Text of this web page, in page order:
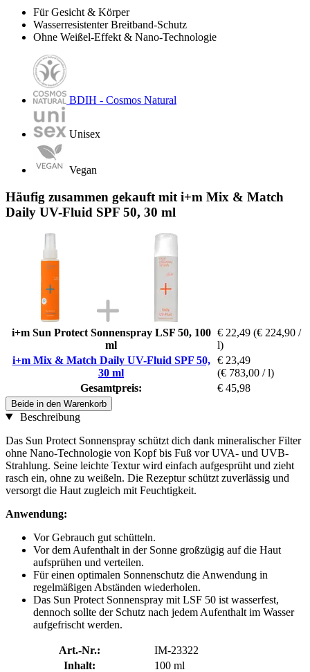
Für Gesicht & Körper
Wasserresistenter Breitband-Schutz
Ohne Weißel-Effekt & Nano-Technologie
BDIH - Cosmos Natural
Unisex
Vegan
Häufig zusammen gekauft mit i+m Mix & Match
Daily UV-Fluid SPF 50, 30 ml
i+m Sun Protect Sonnenspray LSF 50, 100
ml
€ 22,49 (€ 224,90 /
l)
i+m Mix & Match Daily UV-Fluid SPF 50,
30 ml
€ 23,49
(€ 783,00 / l)
Gesamtpreis:
€ 45,98
Beide in den Warenkorb
Beschreibung
Das Sun Protect Sonnenspray schützt dich dank mineralischer Filter
ohne Nano-Technologie von Kopf bis Fuß vor UVA- und UVB-
Strahlung. Seine leichte Textur wird einfach aufgesprüht und zieht
rasch ein, ohne zu weißeln. Die Rezeptur schützt zuverlässig und
versorgt die Haut zugleich mit Feuchtigkeit.
Anwendung:
Vor Gebrauch gut schütteln.
Vor dem Aufenthalt in der Sonne großzügig auf die Haut
aufsprühen und verteilen.
Für einen optimalen Sonnenschutz die Anwendung in
regelmäßigen Abständen wiederholen.
Das Sun Protect Sonnenspray mit LSF 50 ist wasserfest,
dennoch sollte der Schutz nach jedem Aufenthalt im Wasser
aufgefrischt werden.
Art.-Nr.:
IM-23322
Inhalt:
100 ml